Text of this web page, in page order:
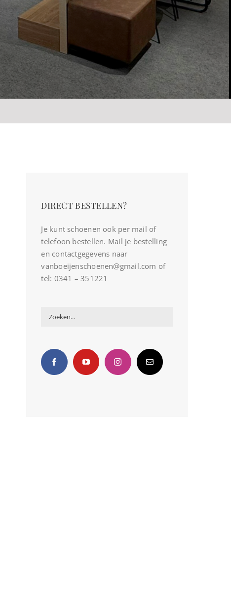
DIRECT BESTELLEN?
Je kunt schoenen ook per mail of
telefoon bestellen. Mail je bestelling
en contactgegevens naar
vanboeijenschoenen@gmail.com of
tel: 0341 – 351221